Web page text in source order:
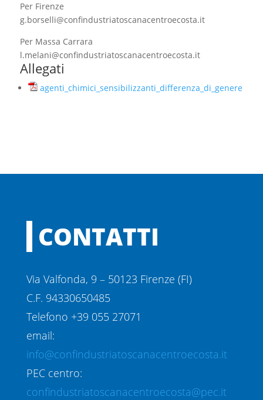
Per Firenze
g.borselli@confindustriatoscanacentroecosta.it
Per Massa Carrara
l.melani@confindustriatoscanacentroecosta.it
Allegati
agenti_chimici_sensibilizzanti_differenza_di_genere
CONTATTI
Via Valfonda, 9 – 50123 Firenze (FI)
C.F. 94330650485
Telefono +39 055 27071
email:
info@confindustriatoscanacentroecosta.it
PEC centro:
confindustriatoscanacentroecosta@pec.it